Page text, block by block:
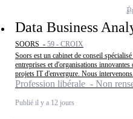
Data Business
SOORS - 59 - CROIX
Soors est un cabinet de conseil
entreprises et d'organisations
projets IT d'envergure. Nous
Profession libérale - Non
Publié il y a 12 jours